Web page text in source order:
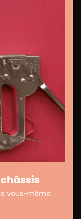
vous-même